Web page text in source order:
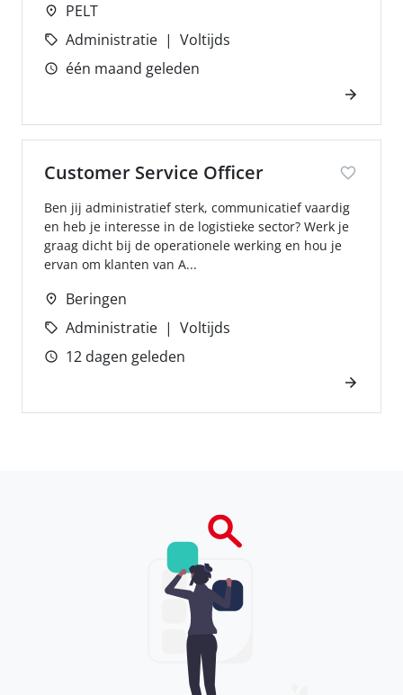
PELT
Administratie
Voltijds
één maand geleden
Customer Service Officer
Ben jij administratief sterk, communicatief vaardig
en heb je interesse in de logistieke sector? Werk je
graag dicht bij de operationele werking en hou je
ervan om klanten van A...
Beringen
Administratie
Voltijds
12 dagen geleden